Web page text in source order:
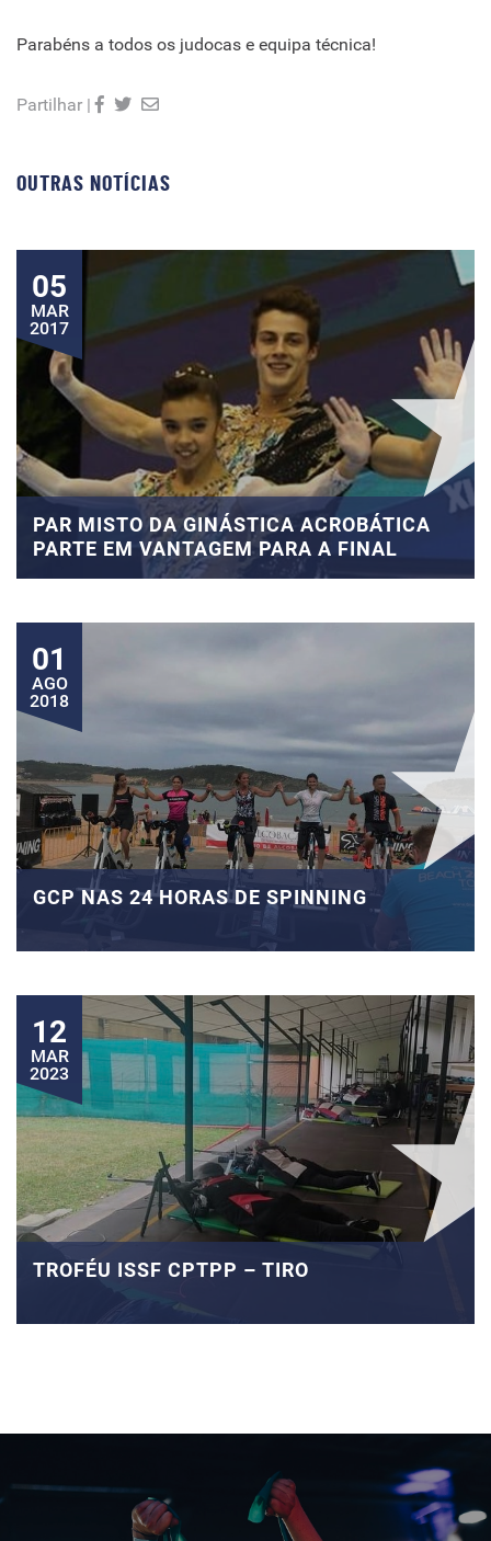
Parabéns a todos os judocas e equipa técnica!
Partilhar |
OUTRAS NOTÍCIAS
05
MAR
2017
PAR MISTO DA GINÁSTICA ACROBÁTICA
PARTE EM VANTAGEM PARA A FINAL
01
AGO
2018
GCP NAS 24 HORAS DE SPINNING
12
MAR
2023
TROFÉU ISSF CPTPP – TIRO